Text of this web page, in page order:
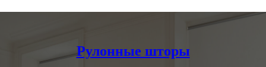
Рулонные шторы